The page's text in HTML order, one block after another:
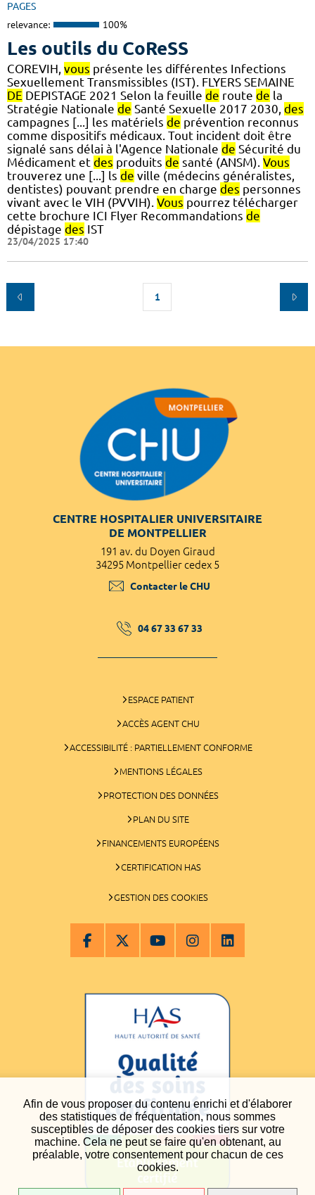
Afin de vous proposer du contenu enrichi et d'élaborer
des statistiques de fréquentation, nous sommes
susceptibles de déposer des cookies tiers sur votre
machine. Cela ne peut se faire qu'en obtenant, au
préalable, votre consentement pour chacun de ces
cookies.
PAGES
relevance: 100%
Les outils du CoReSS
COREVIH, vous présente les différentes Infections
Sexuellement Transmissibles (IST). FLYERS SEMAINE
DE DEPISTAGE 2021 Selon la feuille de route de la
Stratégie Nationale de Santé Sexuelle 2017 2030, des
campagnes [...] les matériels de prévention reconnus
comme dispositifs médicaux. Tout incident doit être
signalé sans délai à l'Agence Nationale de Sécurité du
Médicament et des produits de santé (ANSM). Vous
trouverez une [...] ls de ville (médecins généralistes,
dentistes) pouvant prendre en charge des personnes
vivant avec le VIH (PVVIH). Vous pourrez télécharger
cette brochure ICI Flyer Recommandations de
dépistage des IST
23/04/2025 17:40
1
CENTRE HOSPITALIER UNIVERSITAIRE
DE MONTPELLIER
191 av. du Doyen Giraud
34295 Montpellier cedex 5
Contacter le CHU
04 67 33 67 33
ESPACE PATIENT
ACCÈS AGENT CHU
ACCESSIBILITÉ : PARTIELLEMENT CONFORME
MENTIONS LÉGALES
PROTECTION DES DONNÉES
PLAN DU SITE
FINANCEMENTS EUROPÉENS
CERTIFICATION HAS
GESTION DES COOKIES